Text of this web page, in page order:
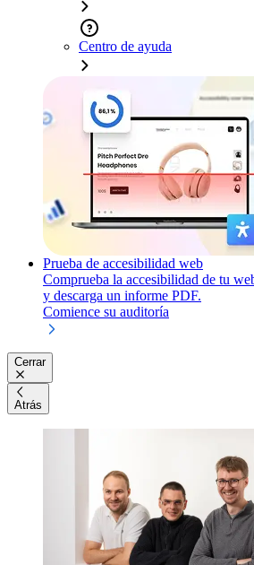
Centro de ayuda
Prueba de accesibilidad web
Comprueba la accesibilidad de tu
y descarga un informe PDF.
Comience su auditoría
Cerrar
Atrás